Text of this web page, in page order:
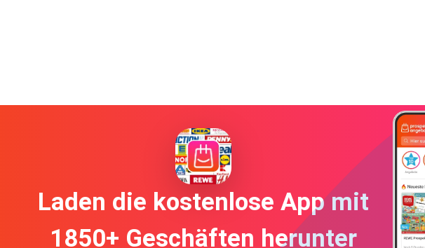
Laden die kostenlose App mit
1850+ Geschäften herunter